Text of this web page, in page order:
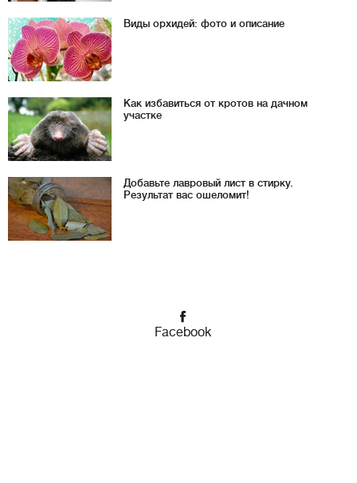
Виды орхидей: фото и описание
Как избавиться от кротов на дачном
участке
Добавьте лавровый лист в стирку.
Результат вас ошеломит!
Facebook